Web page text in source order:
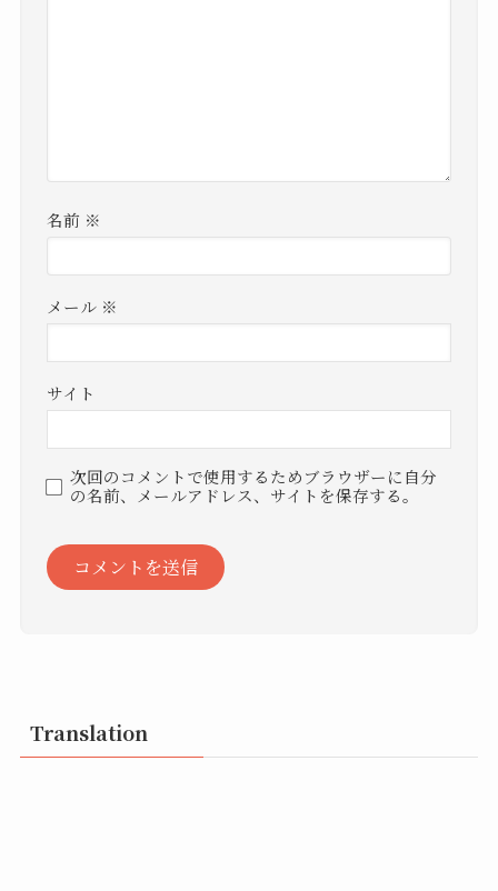
名前 ※
メール ※
サイト
次回のコメントで使用するためブラウザーに自分
の名前、メールアドレス、サイトを保存する。
Translation